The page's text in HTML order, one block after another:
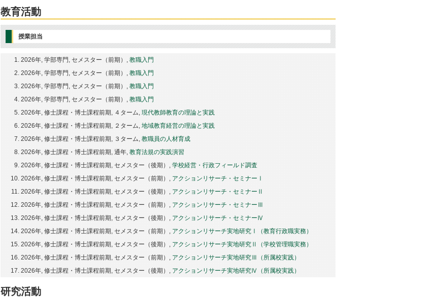
教育活動
授業担当
2026年, 学部専門, セメスター（前期）, 教職入門
2026年, 学部専門, セメスター（前期）, 教職入門
2026年, 学部専門, セメスター（前期）, 教職入門
2026年, 学部専門, セメスター（前期）, 教職入門
2026年, 修士課程・博士課程前期, ４ターム, 現代教師教育の理論と実践
2026年, 修士課程・博士課程前期, ２ターム, 地域教育経営の理論と実践
2026年, 修士課程・博士課程前期, ３ターム, 教職員の人材育成
2026年, 修士課程・博士課程前期, 通年, 教育法規の実践演習
2026年, 修士課程・博士課程前期, セメスター（後期）, 学校経営・行政フィールド調査
2026年, 修士課程・博士課程前期, セメスター（前期）, アクションリサーチ・セミナーⅠ
2026年, 修士課程・博士課程前期, セメスター（後期）, アクションリサーチ・セミナーⅡ
2026年, 修士課程・博士課程前期, セメスター（前期）, アクションリサーチ・セミナーⅢ
2026年, 修士課程・博士課程前期, セメスター（後期）, アクションリサーチ・セミナーⅣ
2026年, 修士課程・博士課程前期, セメスター（前期）, アクションリサーチ実地研究Ⅰ（教育行政職実務）
2026年, 修士課程・博士課程前期, セメスター（後期）, アクションリサーチ実地研究Ⅱ（学校管理職実務）
2026年, 修士課程・博士課程前期, セメスター（前期）, アクションリサーチ実地研究Ⅲ（所属校実践）
2026年, 修士課程・博士課程前期, セメスター（後期）, アクションリサーチ実地研究Ⅳ（所属校実践）
研究活動